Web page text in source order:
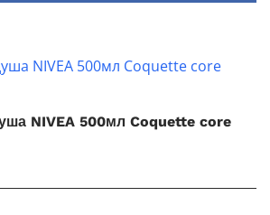
NIVEA 500мл Coquette core